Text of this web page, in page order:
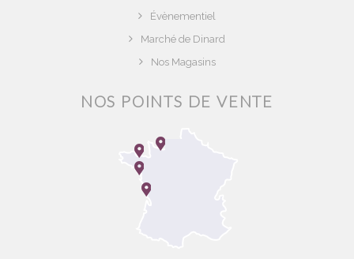
Évènementiel
Marché de Dinard
Nos Magasins
NOS POINTS DE VENTE